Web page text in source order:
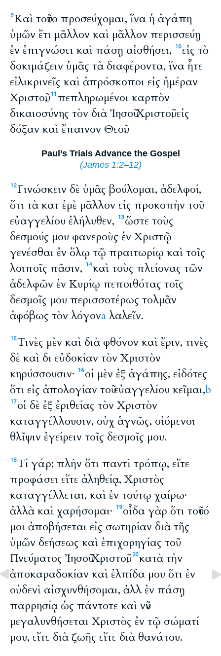
9Καὶ τοῦτο προσεύχομαι, ἵνα ἡ ἀγάπη
ὑμῶν ἔτι μᾶλλον καὶ μᾶλλον περισσεύῃ
ἐν ἐπιγνώσει καὶ πάσῃ αἰσθήσει,
10 εἰς τὸ
δοκιμάζειν ὑμᾶς τὰ διαφέροντα, ἵνα ἦτε
εἰλικρινεῖς καὶ ἀπρόσκοποι εἰς ἡμέραν
Χριστοῦ,11 πεπληρωμένοι καρπὸν
δικαιοσύνης τὸν διὰ Ἰησοῦ Χριστοῦ, εἰς
δόξαν καὶ ἔπαινον Θεοῦ.
Paul’s Trials Advance the Gospel
(James 1:2–12)
12 Γινώσκειν δὲ ὑμᾶς βούλομαι, ἀδελφοί,
ὅτι τὰ κατ ἐμὲ μᾶλλον εἰς προκοπὴν τοῦ
εὐαγγελίου ἐλήλυθεν,
13 ὥστε τοὺς
δεσμούς μου φανεροὺς ἐν Χριστῷ
γενέσθαι ἐν ὅλῳ τῷ πραιτωρίῳ καὶ τοῖς
λοιποῖς πᾶσιν,
14καὶ τοὺς πλείονας τῶν
ἀδελφῶν ἐν Κυρίῳ πεποιθότας τοῖς
δεσμοῖς μου περισσοτέρως τολμᾶν
ἀφόβως τὸν λόγονa λαλεῖν.
15Τινὲς μὲν καὶ διὰ φθόνον καὶ ἔριν, τινὲς
δὲ καὶ δι εὐδοκίαν τὸν Χριστὸν
κηρύσσουσιν·
16 οἱ μὲν ἐξ ἀγάπης, εἰδότες
ὅτι εἰς ἀπολογίαν τοῦ εὐαγγελίου κεῖμαι,b
17 οἱ δὲ ἐξ ἐριθείας τὸν Χριστὸν
καταγγέλλουσιν, οὐχ ἁγνῶς, οἰόμενοι
θλῖψιν ἐγείρειν τοῖς δεσμοῖς μου.
18Τί γάρ; πλὴν ὅτι παντὶ τρόπῳ, εἴτε
προφάσει εἴτε ἀληθείᾳ, Χριστὸς
καταγγέλλεται, καὶ ἐν τούτῳ χαίρω·
ἀλλὰ καὶ χαρήσομαι·
19 οἶδα γὰρ ὅτι τοῦτό
μοι ἀποβήσεται εἰς σωτηρίαν διὰ τῆς
ὑμῶν δεήσεως καὶ ἐπιχορηγίας τοῦ
Πνεύματος Ἰησοῦ Χριστοῦ,20κατὰ τὴν
ἀποκαραδοκίαν καὶ ἐλπίδα μου ὅτι ἐν
οὐδενὶ αἰσχυνθήσομαι, ἀλλ ἐν πάσῃ
παρρησίᾳ ὡς πάντοτε καὶ νῦν
μεγαλυνθήσεται Χριστὸς ἐν τῷ σώματί
μου, εἴτε διὰ ζωῆς εἴτε διὰ θανάτου.